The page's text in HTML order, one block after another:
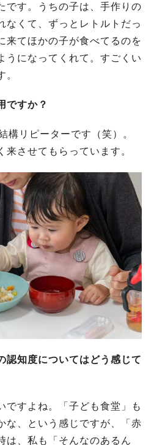
です。うちの子は、手作りの
なくて、ずっとレトルトだっ
来てほかの子が食べてるのを
うになってくれて。すごくい
。
すか？
構リピーターです（笑）。
させてもらっています。
知度についてはどう感じて
ですよね。「子ども食堂」も
な、という感じですが、「赤
は、私も「そんなのあるん